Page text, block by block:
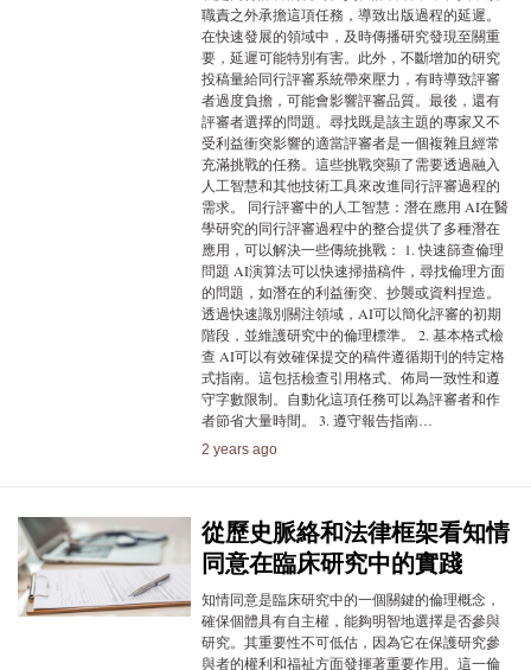
職責之外承擔這項任務，導致出版過程的延遲。
在快速發展的領域中，及時傳播研究發現至關重
要，延遲可能特別有害。此外，不斷增加的研究
投稿量給同行評審系統帶來壓力，有時導致評審
者過度負擔，可能會影響評審品質。最後，還有
評審者選擇的問題。尋找既是該主題的專家又不
受利益衝突影響的適當評審者是一個複雜且經常
充滿挑戰的任務。這些挑戰突顯了需要透過融入
人工智慧和其他技術工具來改進同行評審過程的
需求。 同行評審中的人工智慧：潛在應用 AI在醫
學研究的同行評審過程中的整合提供了多種潛在
應用，可以解決一些傳統挑戰： 1. 快速篩查倫理
問題 AI演算法可以快速掃描稿件，尋找倫理方面
的問題，如潛在的利益衝突、抄襲或資料捏造。
透過快速識別關注領域，AI可以簡化評審的初期
階段，並維護研究中的倫理標準。 2. 基本格式檢
查 AI可以有效確保提交的稿件遵循期刊的特定格
式指南。這包括檢查引用格式、佈局一致性和遵
守字數限制。自動化這項任務可以為評審者和作
者節省大量時間。 3. 遵守報告指南…
2 years ago
從歷史脈絡和法律框架看知情
同意在臨床研究中的實踐
知情同意是臨床研究中的一個關鍵的倫理概念，
確保個體具有自主權，能夠明智地選擇是否參與
研究。其重要性不可低估，因為它在保護研究參
與者的權利和福祉方面發揮著重要作用。這一倫